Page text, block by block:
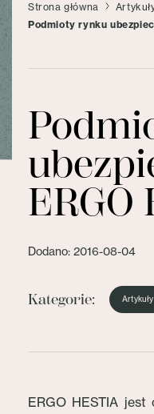
Strona główna
Podmioty rynku
ERGO
Dodano: 2016-08-04
Kategorie: Artykuły
ERGO HESTIA